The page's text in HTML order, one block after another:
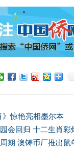
》惊艳亮相墨尔本
会回归 十二生肖彩
期 澳铸币厂推出鼠